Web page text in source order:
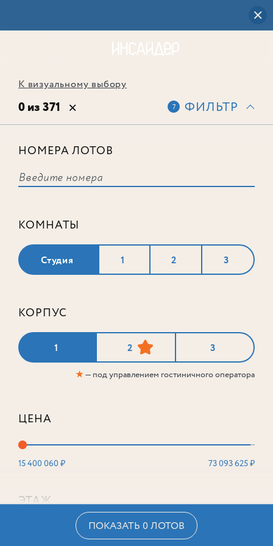
К визуальному выбору
0 из 371 7 ФИЛЬТР
НОМЕРА ЛОТОВ
КОМНАТЫ
Студия 1 2 3
КОРПУС
1 2 3
★— под управлением гостиничного оператора
ЦЕНА
15 400 060 ₽ 73 093 625 ₽
ЭТАЖ
ПОКАЗАТЬ 0 ЛОТОВ
соответствует ни одного лота